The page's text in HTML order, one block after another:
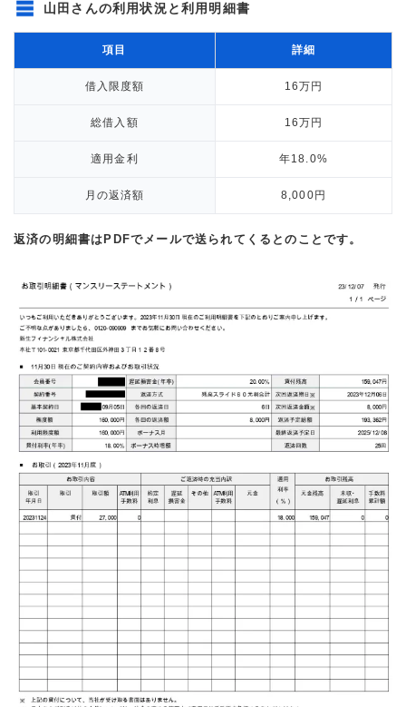
山田さんの利用状況と利用明細書
項目 詳細
借入限度額 16万円
総借入額 16万円
適用金利 年18.0%
月の返済額 8,000円
返済の明細書はPDFでメールで送られてくるとのことです。